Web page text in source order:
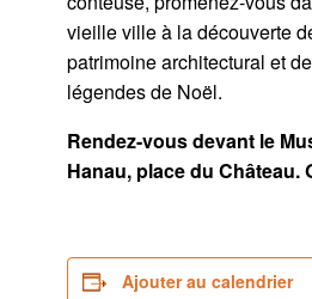
vieille ville à la découverte
patrimoine architectural et
légendes de Noël.
Rendez-vous devant le
Hanau, place du Château.
Ajouter au calendrier